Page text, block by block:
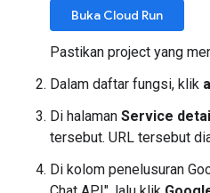
Buka Cloud Run
Pastikan project yang
Dalam daftar fungsi, klik
Di halaman Service
tersebut. URL tersebut
Di kolom penelusuran